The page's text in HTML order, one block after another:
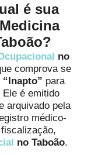
é sua
no
comprova se
“Inapto” para
é emitido
arquivado pela
médico-
no Taboão.